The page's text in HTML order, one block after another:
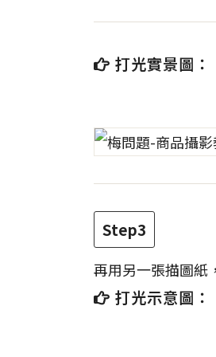
打光實景圖：
Step3
再用另一張描圖紙
打光示意圖：